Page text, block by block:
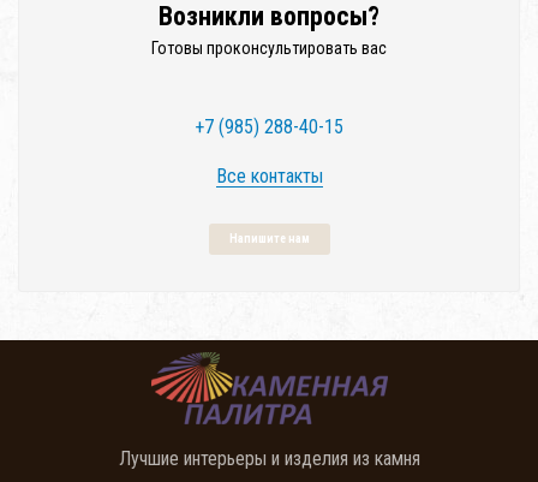
Возникли вопросы?
Готовы проконсультировать вас
+7 (985) 288-40-15
Все контакты
Напишите нам
Лучшие интерьеры и изделия из камня